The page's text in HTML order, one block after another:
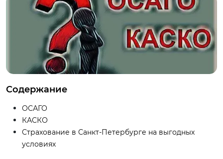
Содержание
ОСАГО
КАСКО
Страхование в Санкт-Петербурге на выгодных
условиях